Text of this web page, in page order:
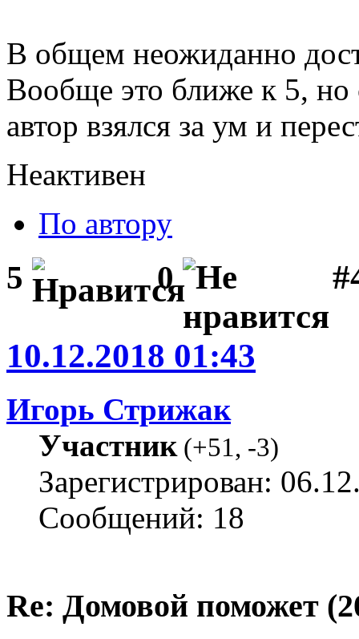
В общем неожиданно
Вообще это ближе к 5, но
автор взялся за ум и
Неактивен
По автору
5 0
10.12.2018 01:43
Игорь Стрижак
Участник(+51, -3)
Зарегистрирован:
Сообщений: 18
Re: Домовой поможет